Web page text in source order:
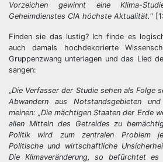
Vorzeichen gewinnt eine Klima-
Geheimdienstes CIA höchste Aktualität.“
Finden sie das lustig? Ich finde es
auch damals hochdekorierte
Gruppenzwang unterlagen und das Lied
sangen:
„Die Verfasser der Studie sehen als Folge
Abwandern aus Notstandsgebieten
meinen: „Die mächtigen Staaten der Erde
allen Mitteln des Getreides zu
Politik wird zum zentralen Problem
Politische und wirtschaftliche
Die Klimaveränderung, so befürchtet es